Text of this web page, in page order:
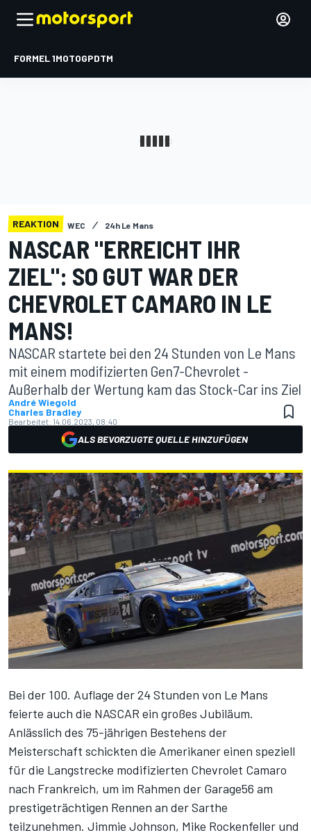
FORMEL 1MOTOGPDTM
REAKTION WEC 24h Le Mans
NASCAR "ERREICHT IHR
ZIEL": SO GUT WAR DER
CHEVROLET CAMARO IN LE
MANS!
NASCAR startete bei den 24 Stunden von Le Mans
mit einem modifizierten Gen7-Chevrolet -
Außerhalb der Wertung kam das Stock-Car ins Ziel
André Wiegold
Charles Bradley
Bearbeitet: 14.06.2023, 08:40
ALS BEVORZUGTE QUELLE HINZUFÜGEN
Bei der 100. Auflage der 24 Stunden von Le Mans
feierte auch die NASCAR ein großes Jubiläum.
Anlässlich des 75-jährigen Bestehens der
Meisterschaft schickten die Amerikaner einen speziell
für die Langstrecke modifizierten Chevrolet Camaro
nach Frankreich, um im Rahmen der Garage56 am
prestigeträchtigen Rennen an der Sarthe
teilzunehmen. Jimmie Johnson, Mike Rockenfeller und